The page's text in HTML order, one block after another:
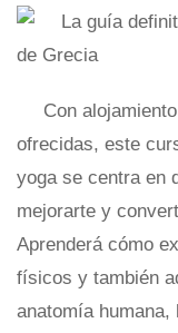
Con
ofrecidas, este
yoga se centra en
mejorarte y
Aprenderá cómo
físicos y también
anatomía